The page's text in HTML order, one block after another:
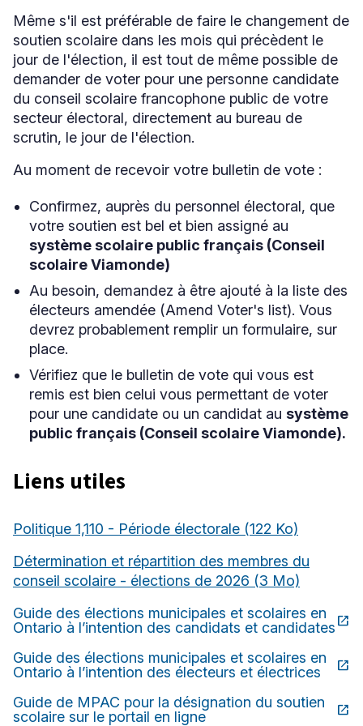
Même s'il est préférable de faire le changement de
soutien scolaire dans les mois qui précèdent le
jour de l'élection, il est tout de même possible de
demander de voter pour une personne candidate
du conseil scolaire francophone public de votre
secteur électoral, directement au bureau de
scrutin, le jour de l'élection.
Au moment de recevoir votre bulletin de vote :
Confirmez, auprès du personnel électoral, que
votre soutien est bel et bien assigné au
système scolaire public français (Conseil
scolaire Viamonde)
Au besoin, demandez à être ajouté à la liste des
électeurs amendée (Amend Voter's list). Vous
devrez probablement remplir un formulaire, sur
place.
Vérifiez que le bulletin de vote qui vous est
remis est bien celui vous permettant de voter
pour une candidate ou un candidat au système
public français (Conseil scolaire Viamonde).
Liens utiles
Politique 1,110 - Période électorale (122 Ko)
Détermination et répartition des membres du
conseil scolaire - élections de 2026 (3 Mo)
Guide des élections municipales et scolaires en
Ontario à l’intention des candidats et candidatesopen_in_new
Ce
s'ouvrira
dans
nouvelle
fenêtre
Guide des élections municipales et scolaires en
Ontario à l’intention des électeurs et électrices
open_in_new
Ce
s'ouvrira
dans
Guide de MPAC pour la désignation du soutien
scolaire sur le portail en ligne
open_in_new
Ce